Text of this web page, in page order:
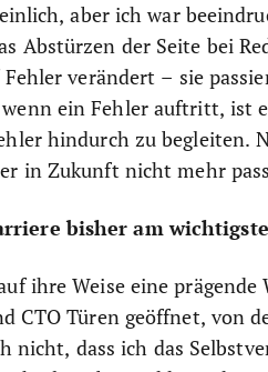
aber ich war
Abstürzen der Seite bei
verändert – sie
ein Fehler auftritt, ist
hindurch zu begleiten.
in Zukunft nicht mehr
bisher am
ihre Weise eine
CTO Türen geöffnet, von
nicht, dass ich das